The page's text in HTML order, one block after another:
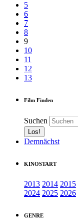
5
6
7
8
9
10
11
12
13
Film Finden
Suchen
Demnächst
KINOSTART
2013 2014 2015
2024 2025 2026
GENRE